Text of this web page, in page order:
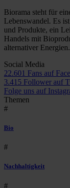
Biorama steht für
Lebenswandel. Es
und Produkte, ein
Handels mit
alternativer Energien.
Social Media
22.601 Fans auf
3.415 Follower auf
Folge uns auf
Themen
#
Bio
#
Nachhaltigkeit
#